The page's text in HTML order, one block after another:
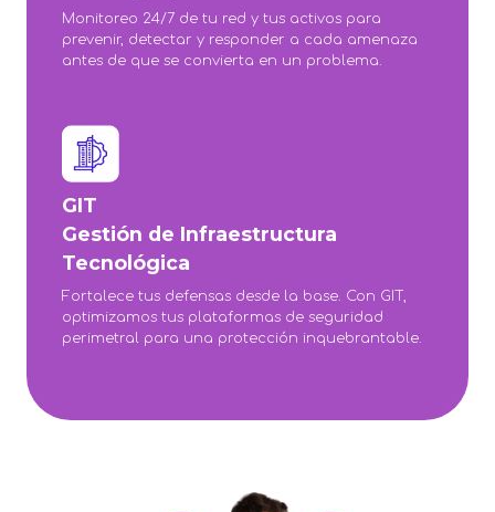
Monitoreo 24/7 de tu red y tus activos para
prevenir, detectar y responder a cada amenaza
antes de que se convierta en un problema.
GIT
Gestión de Infraestructura
Tecnológica
Fortalece tus defensas desde la base. Con GIT,
optimizamos tus plataformas de seguridad
perimetral para una protección inquebrantable.